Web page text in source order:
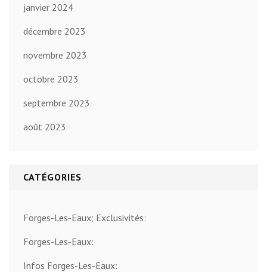
janvier 2024
décembre 2023
novembre 2023
octobre 2023
septembre 2023
août 2023
CATÉGORIES
Forges-Les-Eaux; Exclusivités:
Forges-Les-Eaux:
Infos Forges-Les-Eaux: